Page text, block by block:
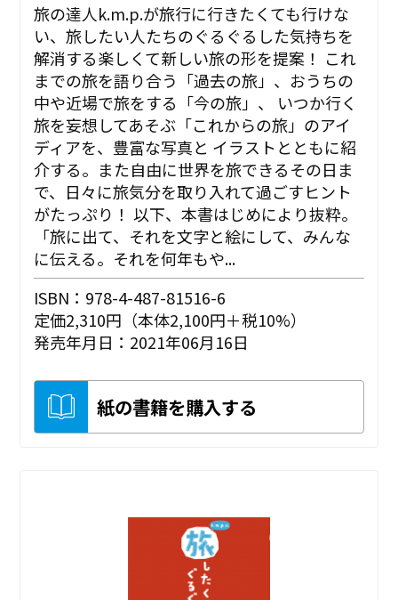
旅の達人k.m.p.が旅行に行きたくても行けな
い、旅したい人たちのぐるぐるした気持ちを
解消する楽しくて新しい旅の形を提案！ これ
までの旅を語り合う「過去の旅」、おうちの
中や近場で旅をする「今の旅」、 いつか行く
旅を妄想してあそぶ「これからの旅」のアイ
ディアを、豊富な写真と イラストとともに紹
介する。また自由に世界を旅できるその日ま
で、日々に旅気分を取り入れて過ごすヒント
がたっぷり！ 以下、本書はじめにより抜粋。
「旅に出て、それを文字と絵にして、みんな
に伝える。それを何年もや...
ISBN：978-4-487-81516-6
定価2,310円（本体2,100円＋税10%）
発売年月日：2021年06月16日
紙の書籍を購入する